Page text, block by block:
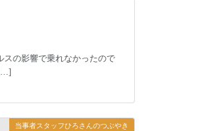
スの影響で乗れなかったので
当事者スタッフひろさんのつぶやき